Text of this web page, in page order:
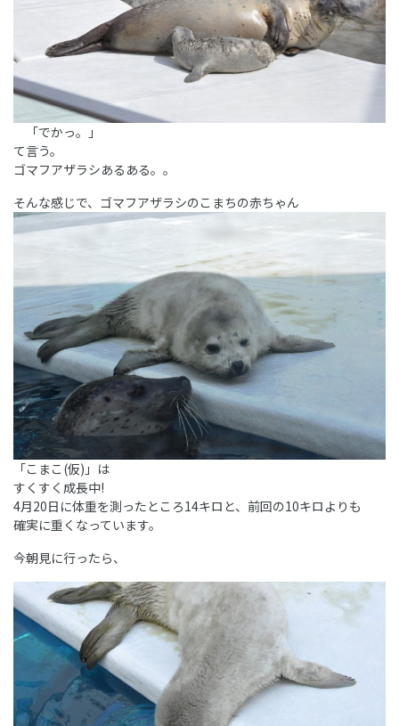
「でかっ。」
て言う。
ゴマフアザラシあるある。。
そんな感じで、ゴマフアザラシのこまちの赤ちゃん
「こまこ(仮)」は
すくすく成長中!
4月20日に体重を測ったところ14キロと、前回の10キロよりも
確実に重くなっています。
今朝見に行ったら、